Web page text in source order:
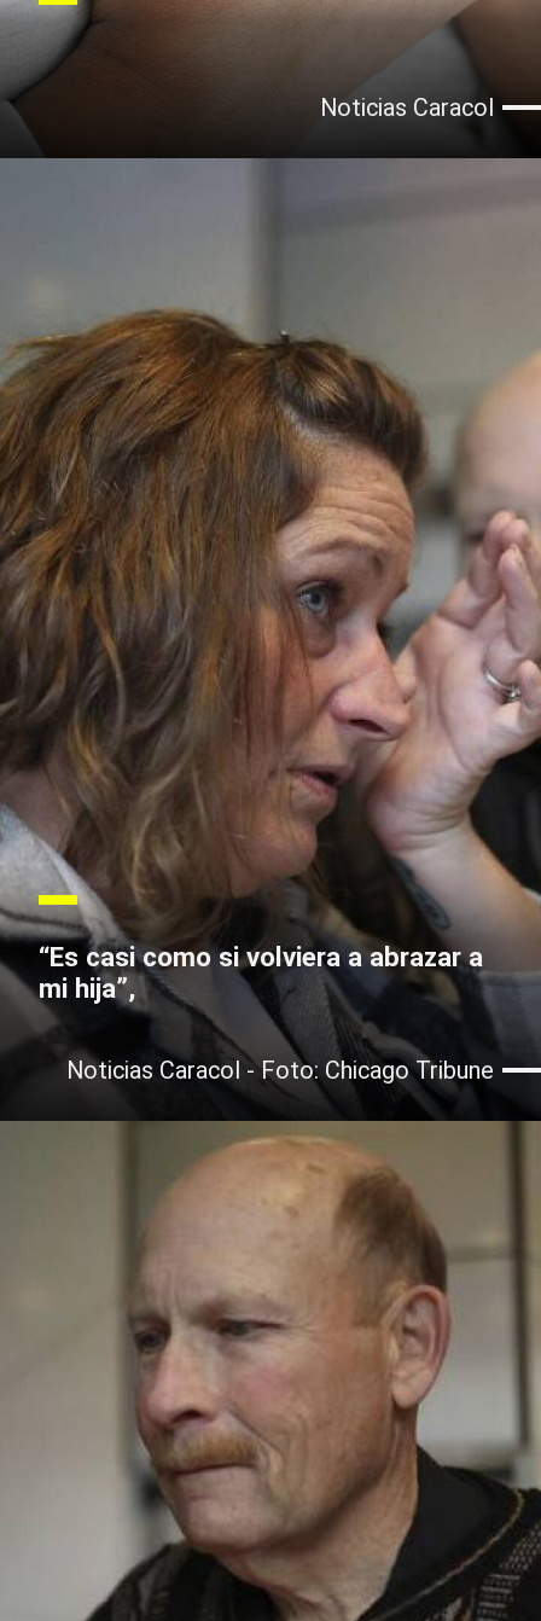
Noticias Caracol
“Es casi como si volviera a abrazar a
mi hija”,
Noticias Caracol - Foto: Chicago Tribune